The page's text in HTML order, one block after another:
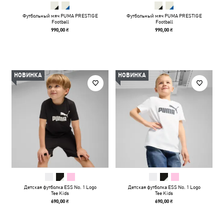
Футбольный мяч PUMA PRESTIGE
Football
990,00 ₴
Футбольный мяч PUMA PRESTIGE
Football
990,00 ₴
НОВИНКА
Детская футболка ESS No. 1 Logo
Tee Kids
690,00 ₴
НОВИНКА
Детская футболка ESS No. 1 Logo
Tee Kids
690,00 ₴